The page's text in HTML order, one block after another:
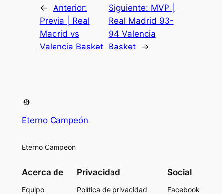
← Anterior:
Previa | Real
Madrid vs
Valencia Basket
Siguiente: MVP |
Real Madrid 93-
94 Valencia
Basket
→
Eterno Campeón
Eterno Campeón
Acerca de
Equipo
Privacidad
Política de privacidad
Social
Facebook